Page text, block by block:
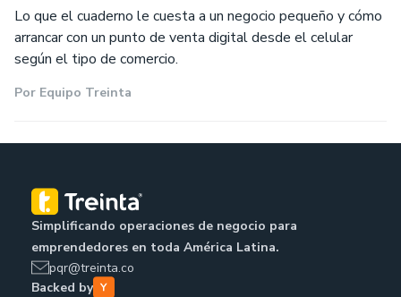
Lo que el cuaderno le cuesta a un negocio pequeño y cómo
arrancar con un punto de venta digital desde el celular
según el tipo de comercio.
Por Equipo Treinta
Simplificando operaciones de negocio para
emprendedores en toda América Latina.
pqr@treinta.co
Backed by